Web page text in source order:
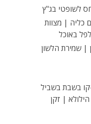
לשופטי בג"ץ
כליה | מצוות
באוכל
| שמירת הלשון
בשבת בשביל
| זקן